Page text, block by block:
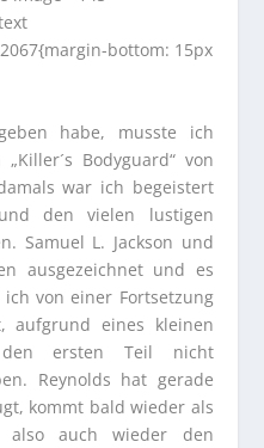
bottom: 15px
habe, musste ich
Bodyguard“ von
war ich begeistert
den vielen lustigen
Samuel L. Jackson und
ausgezeichnet und es
von einer Fortsetzung
aufgrund eines kleinen
ersten Teil nicht
Reynolds hat gerade
kommt bald wieder als
auch wieder den